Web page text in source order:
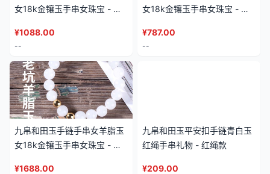
女18k金镶玉手串女珠宝 - 纯
¥1088.00
--
女18k金镶玉手串女珠宝 - 纯
¥787.00
--
九帛和田玉手链手串女羊脂玉
女18k金镶玉手串女珠宝 - 纯
¥1688.00
九帛和田玉平安扣手链青白玉
红绳手串礼物 - 红绳款
¥209.00